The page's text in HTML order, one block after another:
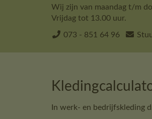
Wij zijn van maandag t/m
Vrijdag tot 13.00 uur.
073 - 851 64 96
In werk- en bedrijfskleding